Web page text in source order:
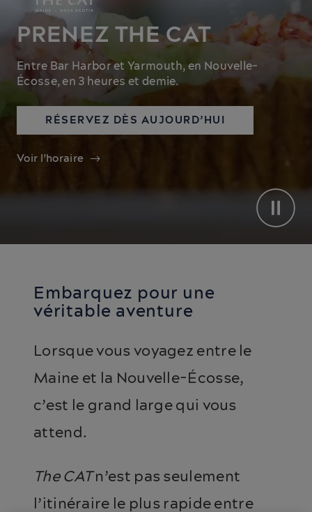
PRENEZ THE CAT
Entre Bar Harbor et Yarmouth, en Nouvelle-
Écosse, en 3 heures et demie.
RÉSERVEZ DÈS AUJOURD’HUI
Voir l’horaire
Embarquez pour une
véritable aventure
Lorsque vous voyagez entre le
Maine et la Nouvelle-Écosse,
c’est le grand large qui vous
attend.
The CATn’est pas seulement
l’itinéraire le plus rapide entre